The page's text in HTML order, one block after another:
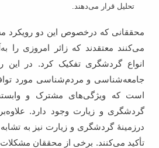
تحلیل قرار می‌دهند.
محققانی که درخصوص این دو رویکرد
می‌کنند معتقدند که زائر امروزی را
انواع گردشگری تفکیک کرد. در این
جامعه‌شناسی و مردم‌شناسی مورد
است که ویژگی‌های مشترک و
گردشگری و زیارت وجود دارد.
درزمینۀ گردشگری و زیارت نیز به
تأکید می‌کنند. برخی از محققان